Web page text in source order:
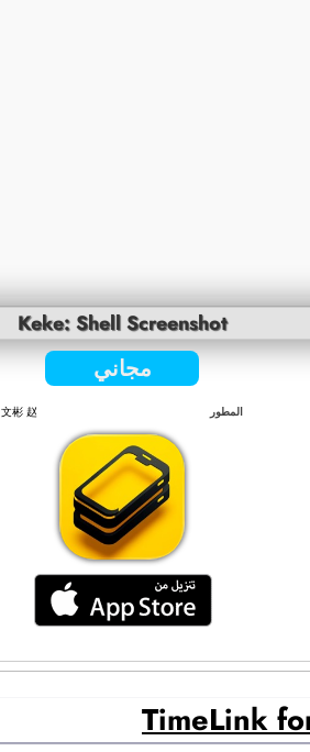
Keke: Shell Screenshot
مجاني
المطور 文彬 赵
TimeLink